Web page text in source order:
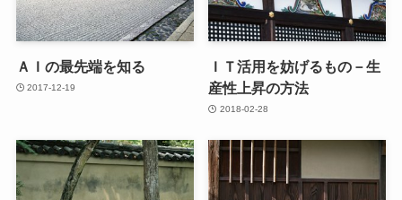
ＡＩの最先端を知る
2017-12-19
ＩＴ活用を妨げるもの－生
産性上昇の方法
2018-02-28